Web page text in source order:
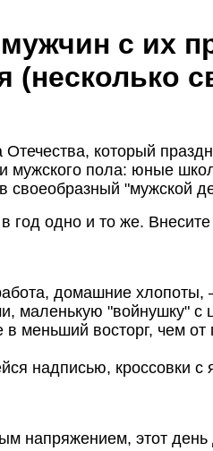
с их
который
мужского пола: юные
своеобразный "мужской
одно и то же.
домашние хлопоты,
маленькую "войнушку" с
восторг, чем
надписью, кроссовки
напряжением, этот